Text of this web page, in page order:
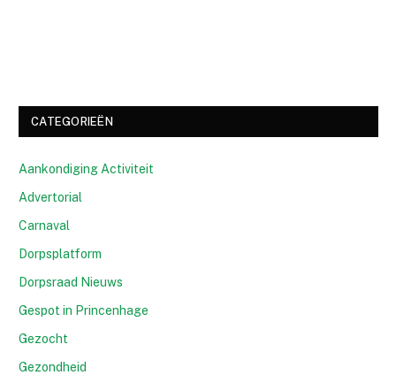
CATEGORIEËN
Aankondiging Activiteit
Advertorial
Carnaval
Dorpsplatform
Dorpsraad Nieuws
Gespot in Princenhage
Gezocht
Gezondheid